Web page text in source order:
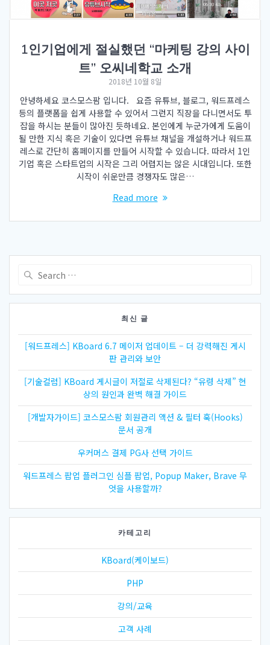
1인기업에게 절실했던 “마케팅 강의 사이
트” 오씨네학교 소개
2018년 10월 8일
안녕하세요 코스모스팜 입니다. 요즘 유튜브, 블로그, 워드프레스
등의 플랫폼을 쉽게 사용할 수 있어서 그런지 직장을 다니면서도 투
잡을 하시는 분들이 많아진 듯하네요. 본인에게 누군가에게 도움이
될 만한 지식 혹은 기술이 있다면 유튜브 채널을 개설하거나 워드프
레스로 간단히 홈페이지를 만들어 시작할 수 있습니다. 따라서 1인
기업 혹은 스타트업의 시작은 그리 어렵지는 않은 시대입니다. 또한
시작이 쉬운만큼 경쟁자도 많은…
Read more
최신 글
[워드프레스] KBoard 6.7 메이저 업데이트 – 더 강력해진 게시
판 관리와 보안
[기술컬럼] KBoard 게시글이 저절로 삭제된다? “유령 삭제” 현
상의 원인과 완벽 해결 가이드
[개발자가이드] 코스모스팜 회원관리 액션 & 필터 훅(Hooks)
문서 공개
우커머스 결제 PG사 선택 가이드
워드프레스 팝업 플러그인 심플 팝업, Popup Maker, Brave 무
엇을 사용할까?
카테고리
KBoard(케이보드)
PHP
강의/교육
고객 사례